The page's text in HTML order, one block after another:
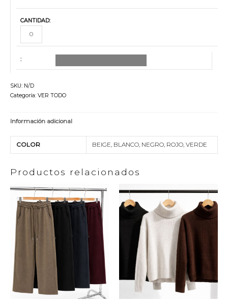
SKU: N/D
Categoría: VER TODO
Información adicional
COLOR BEIGE, BLANCO, NEGRO, ROJO, VERDE
Productos relacionados